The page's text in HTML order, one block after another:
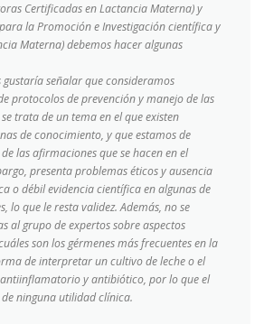
Certificadas en Lactancia Materna) y
la Promoción e Investigación científica y
Materna) debemos hacer algunas
señalar que consideramos
protocolos de prevención y manejo de las
trata de un tema en el que existen
de conocimiento, y que estamos de
las afirmaciones que se hacen en el
presenta problemas éticos y ausencia
o débil evidencia científica en algunas de
lo que le resta validez. Además, no se
al grupo de expertos sobre aspectos
son los gérmenes más frecuentes en la
de interpretar un cultivo de leche o el
y antibiótico, por lo que el
ninguna utilidad clínica.